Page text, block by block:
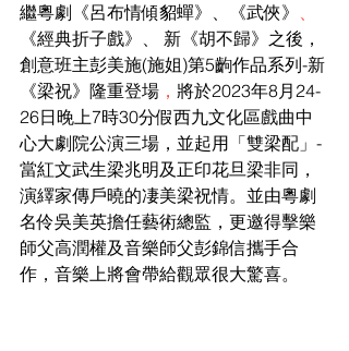
繼粵劇《呂布情傾貂蟬》、《武俠》 、
《經典折子戲》、 新《胡不歸》之後，
創意班主彭美施(施姐)第5齣作品系列-新
《梁祝》隆重登場 ， 將於2023年8月24-
26日晚上7時30分假西九文化區戲曲中
心大劇院公演三場，並起用「雙梁配」-
當紅文武生梁兆明及正印花旦梁非同，
演繹家傳戶曉的凄美梁祝情。並由粵劇
名伶吳美英擔任藝術總監，更邀得擊樂
師父高潤權及音樂師父彭錦信攜手合
作，音樂上將會帶給觀眾很大驚喜。